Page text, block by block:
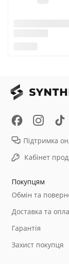
Покупцям
Обмін та
Доставка та
Гарантія
Захист покупця
Підтримка
Кабінет